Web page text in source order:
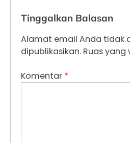
Tinggalkan Balasan
Alamat email Anda tidak
dipublikasikan. Ruas
Komentar *